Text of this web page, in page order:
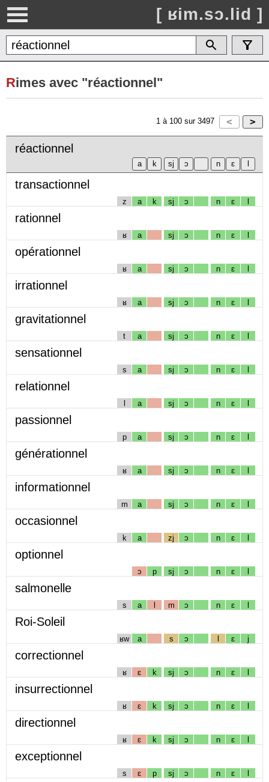
[ ʁim.sɔ.lid ]
Rimes avec "réactionnel"
1 à 100 sur 3497
réactionnel
transactionnel
z a k sj ɔ n ɛ l
rationnel
ʁ a sj ɔ n ɛ l
opérationnel
ʁ a sj ɔ n ɛ l
irrationnel
ʁ a sj ɔ n ɛ l
gravitationnel
t a sj ɔ n ɛ l
sensationnel
s a sj ɔ n ɛ l
relationnel
l a sj ɔ n ɛ l
passionnel
p a sj ɔ n ɛ l
générationnel
ʁ a sj ɔ n ɛ l
informationnel
m a sj ɔ n ɛ l
occasionnel
k a zj ɔ n ɛ l
optionnel
ɔ p sj ɔ n ɛ l
salmonelle
s a l m ɔ n ɛ l
Roi-Soleil
ʁw a s ɔ l ɛ j
correctionnel
ʁ ɛ k sj ɔ n ɛ l
insurrectionnel
ʁ ɛ k sj ɔ n ɛ l
directionnel
ʁ ɛ k sj ɔ n ɛ l
exceptionnel
s ɛ p sj ɔ n ɛ l